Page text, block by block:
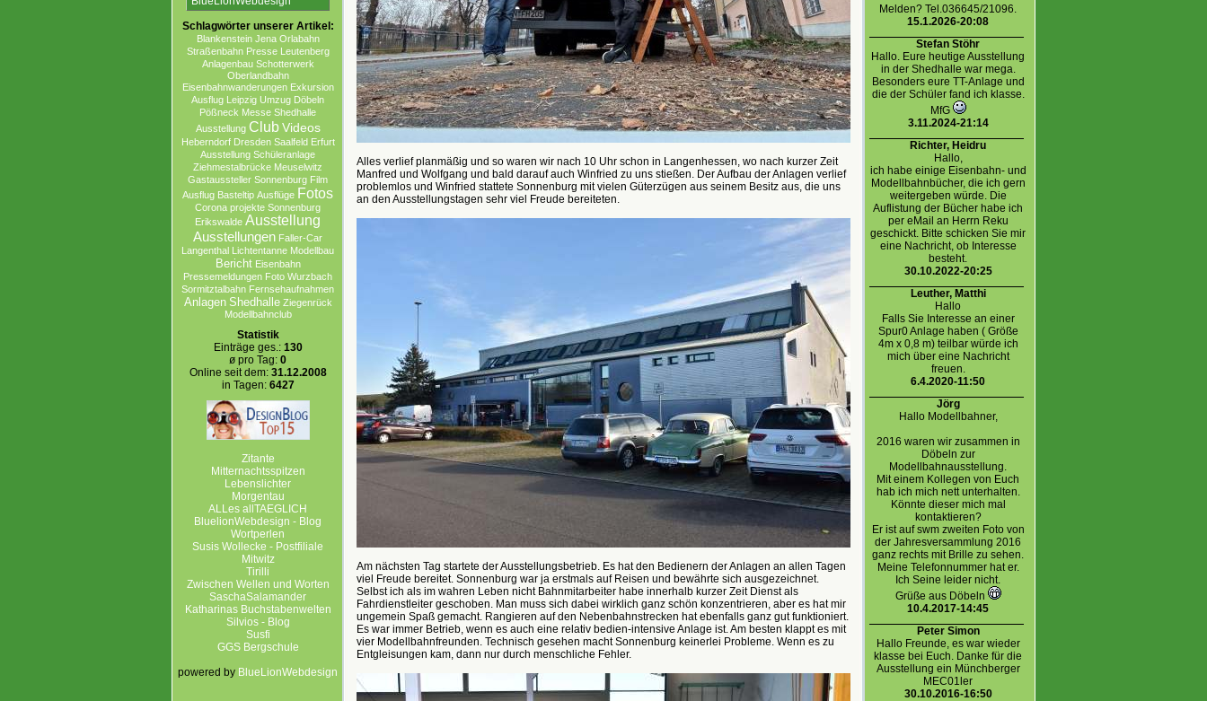
Schlagwörter unserer Artikel:
Blankenstein Jena Orlabahn
Straßenbahn Presse Leutenberg
Anlagenbau Schotterwerk
Oberlandbahn
Eisenbahnwanderungen Exkursion
Ausflug Leipzig Umzug Döbeln
Pößneck Messe Shedhalle
Ausstellung Club Videos
Heberndorf Dresden Saalfeld Erfurt
Ausstellung Schüleranlage
Ziehmestalbrücke Meuselwitz
Gastaussteller Sonnenburg Film
Ausflug Basteltip Ausflüge Fotos
Corona projekte Sonnenburg
Erikswalde Ausstellung
Ausstellungen Faller-Car
Langenthal Lichtentanne Modellbau
Bericht Eisenbahn
Pressemeldungen Foto Wurzbach
Sormitztalbahn Fernsehaufnahmen
Anlagen Shedhalle Ziegenrück
Modellbahnclub
Statistik
Einträge ges.: 130
ø pro Tag: 0
Online seit dem: 31.12.2008
in Tagen: 6427
Zitante
Mitternachtsspitzen
Lebenslichter
Morgentau
ALLes allTAEGLICH
BluelionWebdesign - Blog
Wortperlen
Susis Wollecke - Postfiliale
Mitwitz
Tirilli
Zwischen Wellen und Worten
SaschaSalamander
Katharinas Buchstabenwelten
Silvios - Blog
Susfi
GGS Bergschule
powered by BlueLionWebdesign
Alles verlief planmäßig und so waren wir nach 10 Uhr schon in Langenhessen, wo nach kurzer Zeit
Manfred und Wolfgang und bald darauf auch Winfried zu uns stießen. Der Aufbau der Anlagen verlief
problemlos und Winfried stattete Sonnenburg mit vielen Güterzügen aus seinem Besitz aus, die uns
an den Ausstellungstagen sehr viel Freude bereiteten.
Am nächsten Tag startete der Ausstellungsbetrieb. Es hat den Bedienern der Anlagen an allen Tagen
viel Freude bereitet. Sonnenburg war ja erstmals auf Reisen und bewährte sich ausgezeichnet.
Selbst ich als im wahren Leben nicht Bahnmitarbeiter habe innerhalb kurzer Zeit Dienst als
Fahrdienstleiter geschoben. Man muss sich dabei wirklich ganz schön konzentrieren, aber es hat mir
ungemein Spaß gemacht. Rangieren auf den Nebenbahnstrecken hat ebenfalls ganz gut funktioniert.
Es war immer Betrieb, wenn es auch eine relativ bedien-intensive Anlage ist. Am besten klappt es mit
vier Modellbahnfreunden. Technisch gesehen macht Sonnenburg keinerlei Probleme. Wenn es zu
Entgleisungen kam, dann nur durch menschliche Fehler.
Melden? Tel.036645/21096.
15.1.2026-20:08
Stefan Stöhr
Hallo. Eure heutige Ausstellung
in der Shedhalle war mega.
Besonders eure TT-Anlage und
die der Schüler fand ich klasse.
MfG
3.11.2024-21:14
Richter, Heidru
Hallo,
ich habe einige Eisenbahn- und
Modellbahnbücher, die ich gern
weitergeben würde. Die
Auflistung der Bücher habe ich
per eMail an Herrn Reku
geschickt. Bitte schicken Sie mir
eine Nachricht, ob Interesse
besteht.
30.10.2022-20:25
Leuther, Matthi
Hallo
Falls Sie Interesse an einer
Spur0 Anlage haben ( Größe
4m x 0,8 m) teilbar würde ich
mich über eine Nachricht
freuen.
6.4.2020-11:50
Jörg
Hallo Modellbahner,
2016 waren wir zusammen in
Döbeln zur
Modellbahnausstellung.
Mit einem Kollegen von Euch
hab ich mich nett unterhalten.
Könnte dieser mich mal
kontaktieren?
Er ist auf swm zweiten Foto von
der Jahresversammlung 2016
ganz rechts mit Brille zu sehen.
Meine Telefonnummer hat er.
Ich Seine leider nicht.
Grüße aus Döbeln
10.4.2017-14:45
Peter Simon
Hallo Freunde, es war wieder
klasse bei Euch. Danke für die
Ausstellung ein Münchberger
MEC01ler
30.10.2016-16:50